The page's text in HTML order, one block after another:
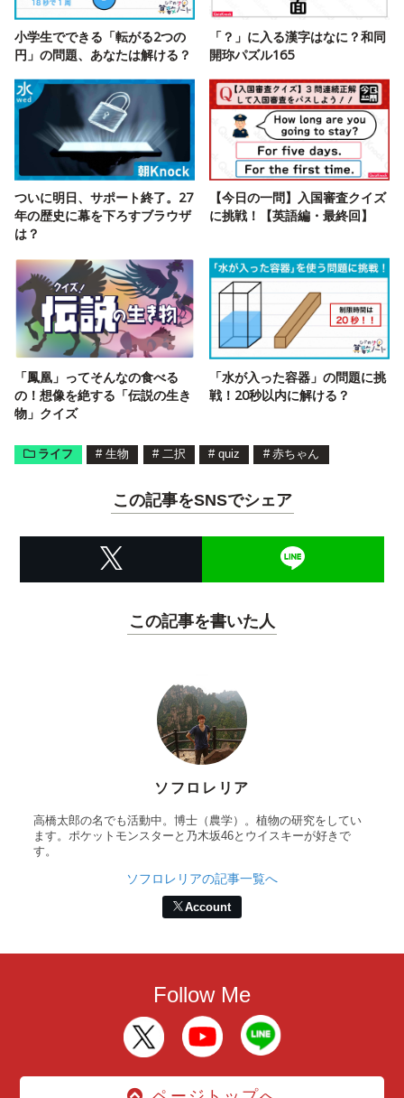
小学生でできる「転がる2つの
円」の問題、あなたは解ける？
「？」に入る漢字はなに？和同
開珎パズル165
ついに明日、サポート終了。27
年の歴史に幕を下ろすブラウザ
は？
【今日の一問】入国審査クイズ
に挑戦！【英語編・最終回】
「鳳凰」ってそんなの食べる
の！想像を絶する「伝説の生き
物」クイズ
「水が入った容器」の問題に挑
戦！20秒以内に解ける？
ライフ # 生物 # 二択 # quiz # 赤ちゃん
この記事をSNSでシェア
この記事を書いた人
ソフロレリア
高橋太郎の名でも活動中。博士（農学）。植物の研究をしてい
ます。ポケットモンスターと乃木坂46とウイスキーが好きで
す。
ソフロレリアの記事一覧へ
Account
Follow Me